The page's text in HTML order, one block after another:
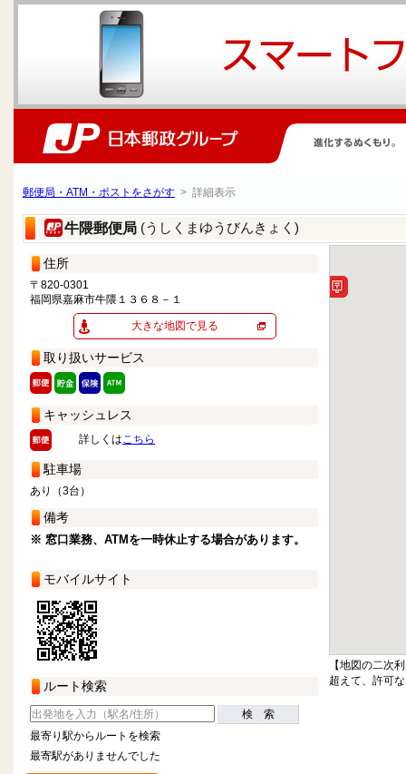
郵便局・ATM・ポストをさがす > 詳細表示
牛隈郵便局 (うしくまゆうびんきょく)
住所
〒820-0301
福岡県嘉麻市牛隈１３６８－１
大きな地図で見る
取り扱いサービス
キャッシュレス
詳しくはこちら
駐車場
あり（3台）
備考
※ 窓口業務、ATMを一時休止する場合があります。
モバイルサイト
ルート検索
検 索
最寄り駅からルートを検索
最寄駅がありませんでした
【地図の二次
超えて、許可